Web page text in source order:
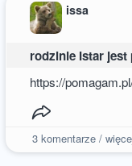
issa
rodzinie Istar
https://
3komentarze /